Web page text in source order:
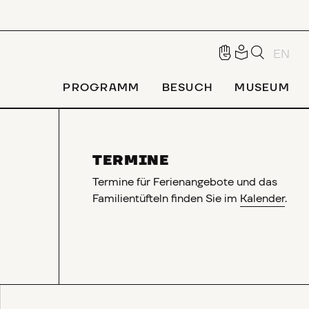
EN
PROGRAMM BESUCH MUSEUM
TERMINE
Termine für Ferienangebote und das
Familientüfteln finden Sie im Kalender.